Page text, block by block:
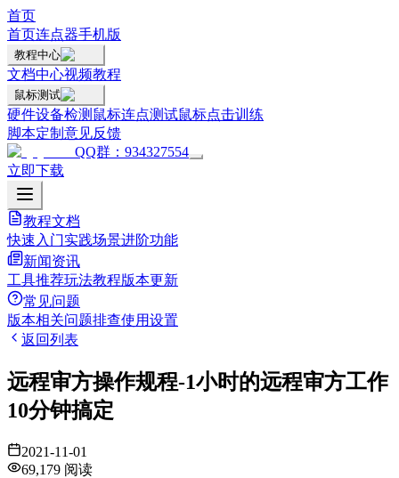
首页
首页连点器手机版
教程中心
文档中心视频教程
鼠标测试
硬件设备检测 鼠标连点测试鼠标点击训练
脚本定制 意见反馈
QQ群：934327554
立即下载
教程文档
快速入门实践场景进阶功能
新闻资讯
工具推荐玩法教程版本更新
常见问题
版本相关问题排查使用设置
返回列表
远程审方操作规程-1小时的远程审方工作
10分钟搞定
2021-11-01
69,179 阅读